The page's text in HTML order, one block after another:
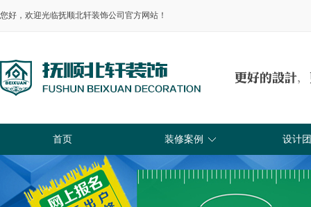
您好，欢迎光临抚顺北轩装饰公司官方网站！
首页 装修案例 设计